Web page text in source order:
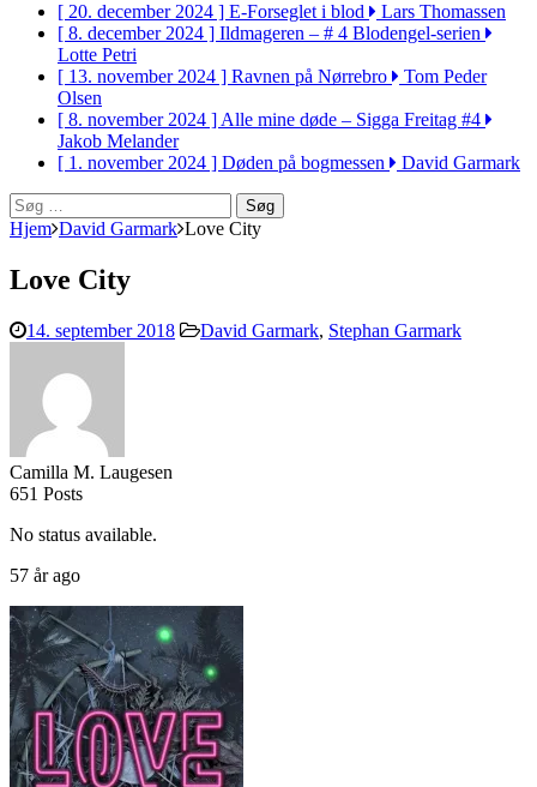
[ 20. december 2024 ] E-Forseglet i blod
Lars Thomassen
[ 8. december 2024 ] Ildmageren – # 4 Blodengel-serien
Lotte Petri
[ 13. november 2024 ] Ravnen på Nørrebro
Tom Peder
Olsen
[ 8. november 2024 ]Alle mine døde – Sigga Freitag #4
Jakob Melander
[ 1. november 2024 ] Døden på bogmessen
David Garmark
Søg
efter:
Hjem David Garmark Love City
Love City
14. september 2018 David Garmark, Stephan Garmark
Camilla M. Laugesen
651 Posts
No status available.
57 år ago